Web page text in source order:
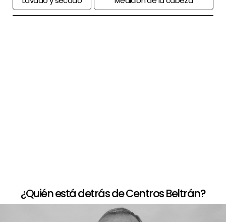
¿Quién está detrás de Centros Beltrán?